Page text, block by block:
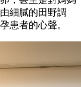
細膩的田野調
患者的心聲。